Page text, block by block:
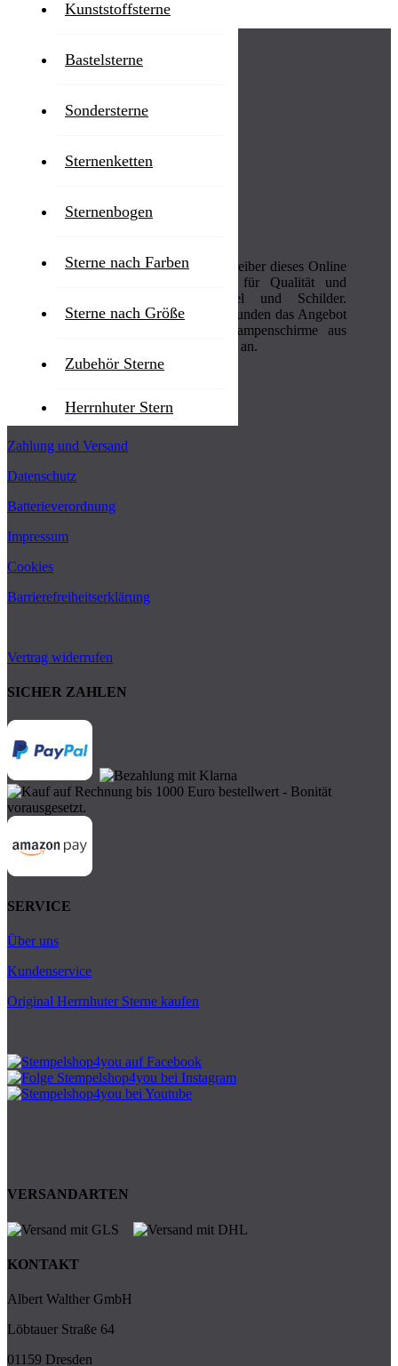
Kunststoffsterne
Bastelsterne
Sondersterne
Sternenketten
Sternenbogen
Sterne nach Farben
Sterne nach Größe
Zubehör Sterne
Herrnhuter Stern
Papierstern 40-80 cm
Kunststoffstern 40-68 cm
Sternenkette
Die Albert Walther GmbH steht als Betreiber dieses Online
Shops bereits seit über 130 Jahren für Qualität und
Zuverlässigkeit im Bereich Stempel und Schilder.
Gravurprodukte und Herrnhuter Sterne runden das Angebot
ab. Neu im Sortiment bieten wir Lampenschirme aus
Kunststoff zur ganzjährigen Beleuchtung an.
Zahlung und Versand
Datenschutz
Batterieverordnung
Impressum
Cookies
Barrierefreiheitserklärung
Vertrag widerrufen
SICHER ZAHLEN
SERVICE
Über uns
Kundenservice
Original Herrnhuter Sterne kaufen
VERSANDARTEN
KONTAKT
Albert Walther GmbH
Löbtauer Straße 64
01159 Dresden